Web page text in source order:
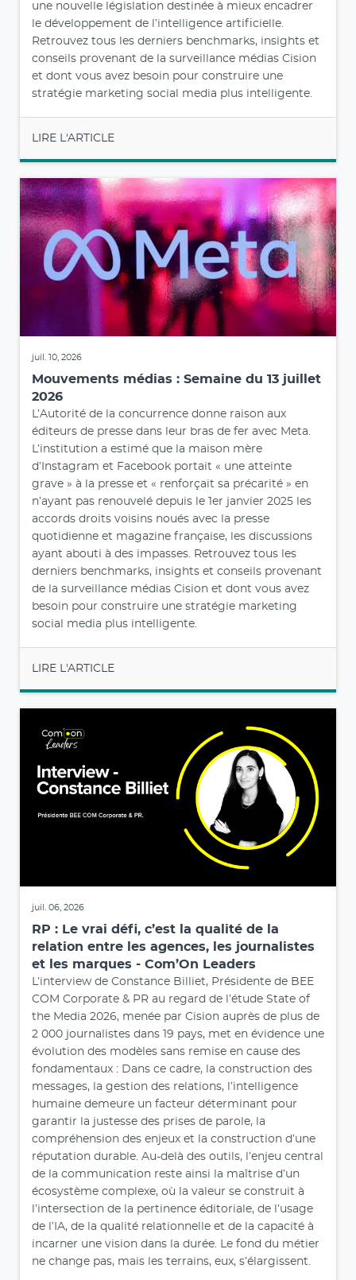
une nouvelle législation destinée à mieux encadrer
le développement de l’intelligence artificielle.
Retrouvez tous les derniers benchmarks, insights et
conseils provenant de la surveillance médias Cision
et dont vous avez besoin pour construire une
stratégie marketing social media plus intelligente.
LIRE L'ARTICLE
juil. 10, 2026
Mouvements médias : Semaine du 13 juillet
2026
L’Autorité de la concurrence donne raison aux
éditeurs de presse dans leur bras de fer avec Meta.
L’institution a estimé que la maison mère
d’Instagram et Facebook portait « une atteinte
grave » à la presse et « renforçait sa précarité » en
n’ayant pas renouvelé depuis le 1er janvier 2025 les
accords droits voisins noués avec la presse
quotidienne et magazine française, les discussions
ayant abouti à des impasses. Retrouvez tous les
derniers benchmarks, insights et conseils provenant
de la surveillance médias Cision et dont vous avez
besoin pour construire une stratégie marketing
social media plus intelligente.
LIRE L'ARTICLE
juil. 06, 2026
RP : Le vrai défi, c’est la qualité de la
relation entre les agences, les journalistes
et les marques - Com’On Leaders
L’interview de Constance Billiet, Présidente de BEE
COM Corporate & PR au regard de l’étude State of
the Media 2026, menée par Cision auprès de plus de
2 000 journalistes dans 19 pays, met en évidence une
évolution des modèles sans remise en cause des
fondamentaux : Dans ce cadre, la construction des
messages, la gestion des relations, l’intelligence
humaine demeure un facteur déterminant pour
garantir la justesse des prises de parole, la
compréhension des enjeux et la construction d’une
réputation durable. Au-delà des outils, l’enjeu central
de la communication reste ainsi la maîtrise d’un
écosystème complexe, où la valeur se construit à
l’intersection de la pertinence éditoriale, de l’usage
de l’IA, de la qualité relationnelle et de la capacité à
incarner une vision dans la durée. Le fond du métier
ne change pas, mais les terrains, eux, s’élargissent.